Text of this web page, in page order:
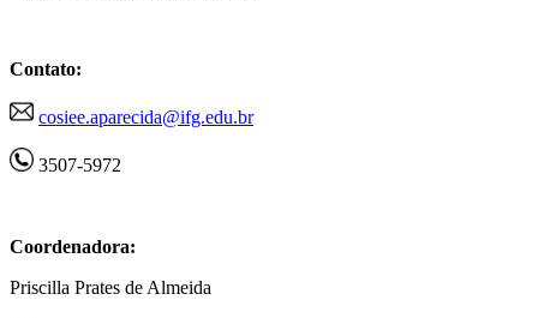
Contato:
cosiee.aparecida@ifg.edu.br
3507-5972
Coordenadora:
Priscilla Prates de Almeida